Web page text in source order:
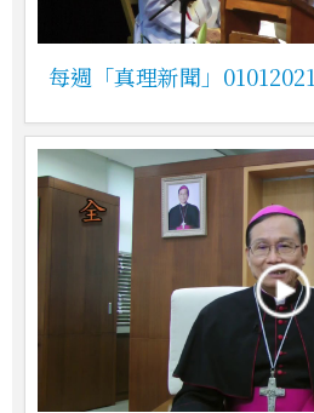
每週「真理新聞」01012021